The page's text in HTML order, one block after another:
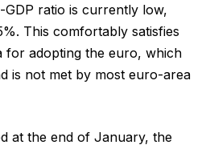
GDP ratio is currently low,
This comfortably satisfies
for adopting the euro, which
is not met by most euro-area
at the end of January, the